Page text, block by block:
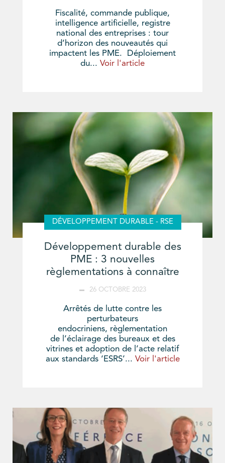
Fiscalité, commande publique,
intelligence artificielle, registre
national des entreprises : tour
d’horizon des nouveautés qui
impactent les PME. Déploiement
du... Voir l'article
DÉVELOPPEMENT DURABLE - RSE
Développement durable des
PME : 3 nouvelles
règlementations à connaître
26 OCTOBRE 2023
Arrêtés de lutte contre les
perturbateurs
endocriniens, règlementation
de l’éclairage des bureaux et des
vitrines et adoption de l’acte relatif
aux standards ‘ESRS’... Voir l'article